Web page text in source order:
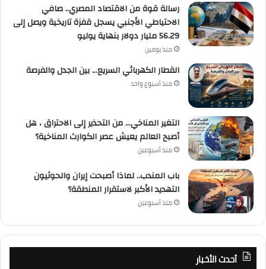
رسالة قوة من الاقتصاد المصري.. صافي
الاحتياطي الأجنبي يسجل قفزة تاريخية ويصل إلى
56.29 مليار دولار بنهاية يوليو
منذ يومين
القطار الكهربائي السريع… بين الجدل والفرصة
منذ أسبوع واحد
التغير المناخي… من التحذير إلى الاحتراق ، هل
أصبح العالم يعيش عصر الكوارث المناخية؟
منذ أسبوعين
باب المندب.. لماذا أصبحت إيران والحوثيون
التهديد الأكبر لاستقرار المنطقة؟
منذ أسبوعين
أحدث الأخبار